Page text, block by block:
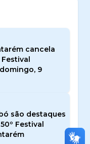
cancela
9
são destaques
Festival